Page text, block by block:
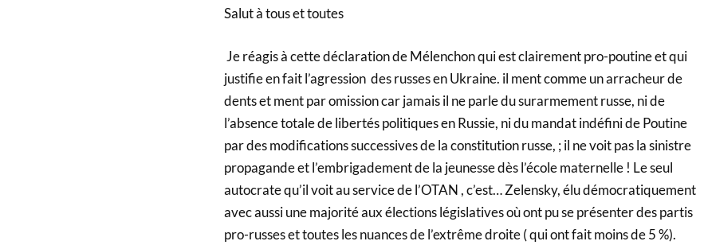
Salut à tous et toutes
Je réagis à cette déclaration de Mélenchon qui est clairement pro-poutine et qui
justifie en fait l’agression des russes en Ukraine. il ment comme un arracheur de
dents et ment par omission car jamais il ne parle du surarmement russe, ni de
l’absence totale de libertés politiques en Russie, ni du mandat indéfini de Poutine
par des modifications successives de la constitution russe, ; il ne voit pas la sinistre
propagande et l’embrigadement de la jeunesse dès l’école maternelle ! Le seul
autocrate qu’il voit au service de l’OTAN , c’est… Zelensky, élu démocratiquement
avec aussi une majorité aux élections législatives où ont pu se présenter des partis
pro-russes et toutes les nuances de l’extrême droite ( qui ont fait moins de 5 %).